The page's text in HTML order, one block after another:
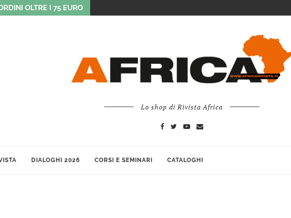
OLTRE I 75 EURO
Lo shop di Rivista Africa
DIALOGHI 2026 CORSI E SEMINARI CATALOGHI